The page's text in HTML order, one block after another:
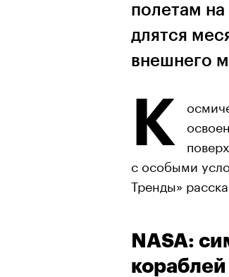
полетам
длятся
внешнего
К
с особыми
Тренды»
NASA:
кораблей